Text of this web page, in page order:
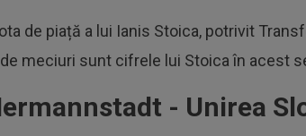
de piață a lui Ianis Stoica, potrivit
meciuri sunt cifrele lui Stoica în acest
- Unirea